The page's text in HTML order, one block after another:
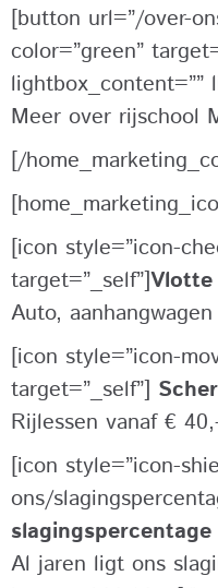
[button url=”/over-
color=”green”
lightbox_content=””
Meer over rijschool
[/
[icon style=”icon-
target=”_self”]
Auto,
[icon style=”icon-
target=”_self”]
Rijlessen vanaf €
[icon style=”icon-
ons/
slagingspercentage
Al jaren ligt ons